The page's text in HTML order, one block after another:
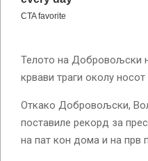
Телото на Добровољски
крвави траги околу носот
Откако Добровољски,
поставиле рекорд за
на пат кон дома и на прв